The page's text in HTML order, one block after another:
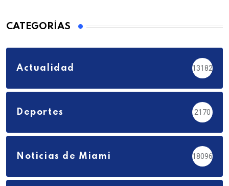
CATEGORÍAS
Actualidad 13182
Deportes 2170
Noticias de Miami 18096